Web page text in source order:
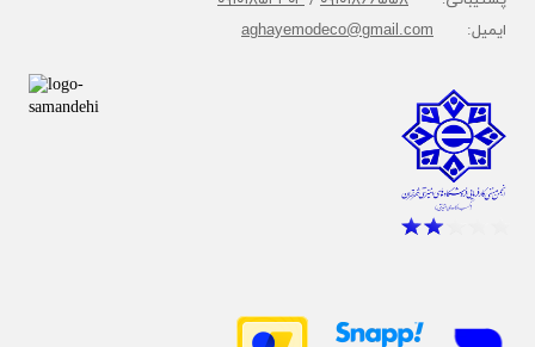
ایمیل: aghayemodeco@gmail.com